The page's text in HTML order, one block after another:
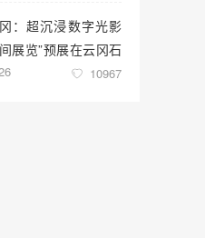
：超沉浸数字光影
展览”预展在云冈石
馆启幕
10967